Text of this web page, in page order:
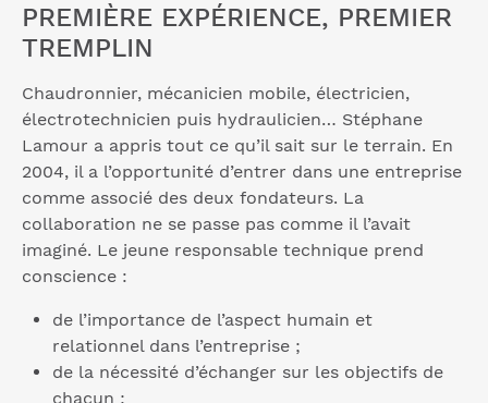
PREMIÈRE EXPÉRIENCE, PREMIER
TREMPLIN
Chaudronnier, mécanicien mobile, électricien,
électrotechnicien puis hydraulicien… Stéphane
Lamour a appris tout ce qu’il sait sur le terrain. En
2004, il a l’opportunité d’entrer dans une entreprise
comme associé des deux fondateurs. La
collaboration ne se passe pas comme il l’avait
imaginé. Le jeune responsable technique prend
conscience :
de l’importance de l’aspect humain et
relationnel dans l’entreprise ;
de la nécessité d’échanger sur les objectifs de
chacun ;